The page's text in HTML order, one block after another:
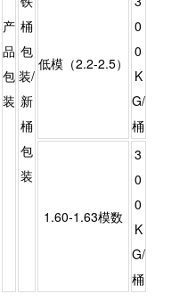
产
品
包
装
桶
包
装/
新
桶
包
装
低模（2.2-2.5）
0
0
K
G/
桶
1.60-1.63模数
3
0
0
K
G/
桶